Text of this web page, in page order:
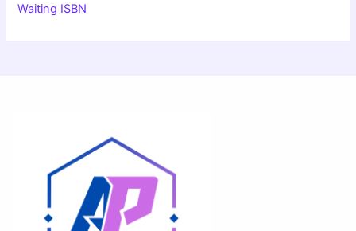
Waiting ISBN